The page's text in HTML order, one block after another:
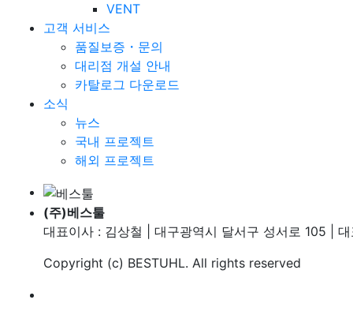
VENT
고객 서비스
품질보증・문의
대리점 개설 안내
카탈로그 다운로드
소식
뉴스
국내 프로젝트
해외 프로젝트
(주)베스툴
대표이사 : 김상철 | 대구광역시 달서구 성서로 105 |
Copyright (c) BESTUHL. All rights reserved